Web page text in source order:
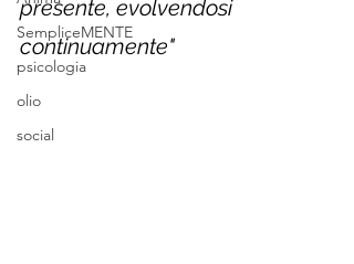
SempliceMENTE
psicologia
olio
social
presente, evolvendosi
continuamente"